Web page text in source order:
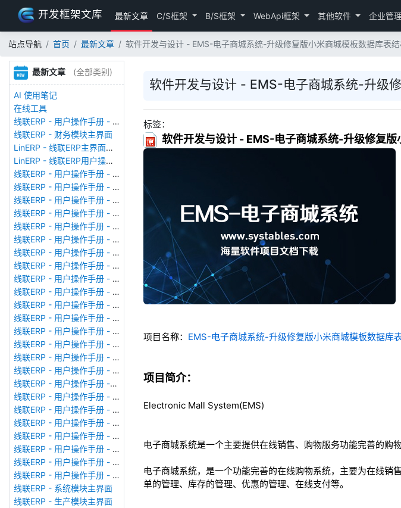
开发框架文库 最新文章 C/S框架 B/S框架 WebApi框架 其他软件 企业管
站点导航 首页 最新文章 软件开发与设计 - EMS-电子商城系统-升级修复版小米商城模板数据库表结
最新文章 (全部类别)
AI 使用笔记
在线工具
线联ERP - 用户操作手册 - 存货期初
线联ERP - 财务模块主界面
LinERP - 线联ERP主界面（HOME）
LinERP - 线联ERP用户操作手册 - 系统登陆
线联ERP - 用户操作手册 - 查看在线用户
线联ERP - 用户操作手册 - 数据备份
线联ERP - 用户操作手册 - 工厂管理
线联ERP - 用户操作手册 - 帐套管理
线联ERP - 用户操作手册 - 语种设置
线联ERP - 用户操作手册 - 国际化多语言
线联ERP - 用户操作手册 - 报表管理
线联ERP - 用户操作手册 - 字段名管理
线联ERP - 用户操作手册 - 模块管理
线联ERP - 用户操作手册 - 广播消息
线联ERP - 用户操作手册 - 审计日志
线联ERP - 用户操作手册 - 公司资料设置
线联ERP - 用户操作手册 - 系统参数设置
线联ERP - 用户操作手册 - 单据类型
线联ERP - 用户操作手册 - 号码规则
线联ERP - 用户操作手册 - 功能菜单
线联ERP - 用户操作手册 -分配临时角色
线联ERP - 用户操作手册 - 组织架构
线联ERP - 用户操作手册 - 用户管理
线联ERP - 用户操作手册 - 角色/岗位管理
线联ERP - 用户操作手册 - 暂估入库明细表
线联ERP - 用户操作手册 - 物料收发明细表
线联ERP - 用户操作手册 - 即时库存余额表
线联ERP - 用户操作手册 - 库存账龄分析表
线联ERP - 系统模块主界面
线联ERP - 生产模块主界面
软件开发与设计 - EMS-电子商城系统-升级
标签：
软件开发与设计 - EMS-电子商城系统-升级修复
项目名称： EMS-电子商城系统-升级修复版小米商城模板数据库
项目简介：
Electronic Mall System(EMS)
电子商城系统是一个主要提供在线销售、购物服务功能完善的购物
电子商城系统，是一个功能完善的在线购物系统，主要为在线
单的管理、库存的管理、优惠的管理、在线支付等。